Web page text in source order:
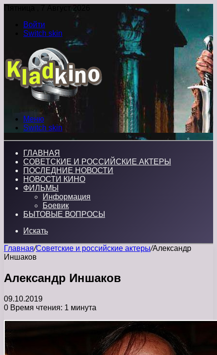
Пятница , 7 Август 2026
Войти
Switch skin
Меню
Switch skin
ГЛАВНАЯ
СОВЕТСКИЕ И РОССИЙСКИЕ АКТЕРЫ
ПОСЛЕДНИЕ НОВОСТИ
НОВОСТИ КИНО
ФИЛЬМЫ
Информация
Боевик
БЫТОВЫЕ ВОПРОСЫ
Искать
Главная/Советские и российские актеры/Александр
Иншаков
Александр Иншаков
09.10.2019
0 Время чтения: 1 минута